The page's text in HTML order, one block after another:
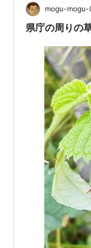
mogu-mogu-
県庁の周りの